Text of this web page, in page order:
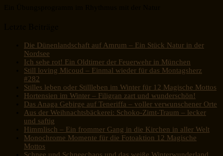
Die Dünenlandschaft auf Amrum – Ein Stück Natur in der
Nordsee
Ich sehe rot! Ein Oldtimer der Feuerwehr in München
Still loving Micoud – Einmal wieder für das Montagsherz
#282
Stilles leben oder Stillleben im Winter für 12 Magische Mottos
Hortensien im Winter – Filigran zart und wunderschön!
Das Anaga Gebirge auf Teneriffa – voller verwunschener Orte
Aus der Weihnachtsbäckerei: Schoko-Zimt-Traum – lecker
und saftig
Himmlisch – Ein frommer Gang in die Kirchen in aller Welt
Monochrome Momente für die Fotoaktion 12 Magische
Mottos